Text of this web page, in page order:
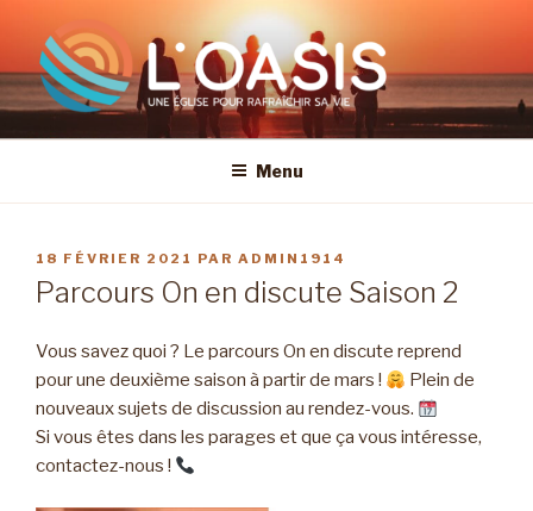
contenu
principal
Menu
PUBLIÉ
LE
18 FÉVRIER 2021 PAR ADMIN1914
Parcours On en discute Saison 2
Vous savez quoi ? Le parcours On en discute reprend
pour une deuxième saison à partir de mars !
Plein de
nouveaux sujets de discussion au rendez-vous.
Si vous êtes dans les parages et que ça vous intéresse,
contactez-nous !